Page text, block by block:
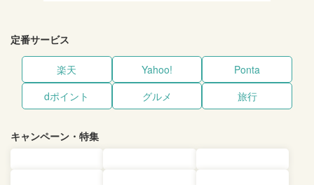
定番サービス
楽天 Yahoo!
Ponta
dポイント
グルメ 旅行
キャンペーン・特集